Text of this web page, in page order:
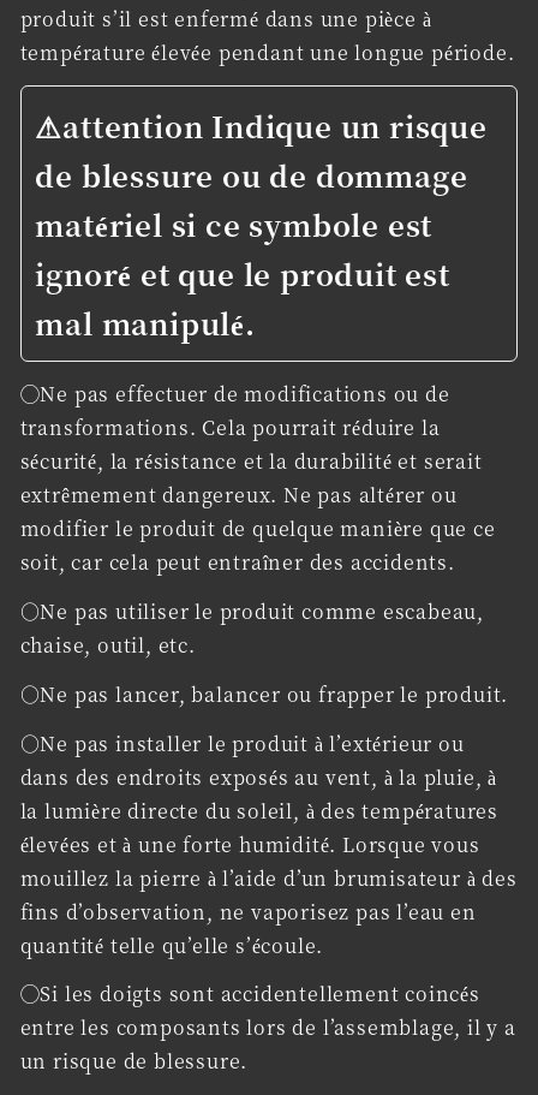
produit s’il est enfermé dans une pièce à
température élevée pendant une longue période.
⚠attention Indique un risque
de blessure ou de dommage
matériel si ce symbole est
ignoré et que le produit est
mal manipulé.
◯Ne pas effectuer de modifications ou de
transformations. Cela pourrait réduire la
sécurité, la résistance et la durabilité et serait
extrêmement dangereux. Ne pas altérer ou
modifier le produit de quelque manière que ce
soit, car cela peut entraîner des accidents.
○Ne pas utiliser le produit comme escabeau,
chaise, outil, etc.
○Ne pas lancer, balancer ou frapper le produit.
○Ne pas installer le produit à l’extérieur ou
dans des endroits exposés au vent, à la pluie, à
la lumière directe du soleil, à des températures
élevées et à une forte humidité. Lorsque vous
mouillez la pierre à l’aide d’un brumisateur à des
fins d’observation, ne vaporisez pas l’eau en
quantité telle qu’elle s’écoule.
◯Si les doigts sont accidentellement coincés
entre les composants lors de l’assemblage, il y a
un risque de blessure.